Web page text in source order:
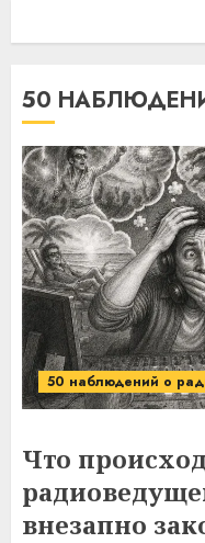
50
50 наблюдений о
Что
внезапно